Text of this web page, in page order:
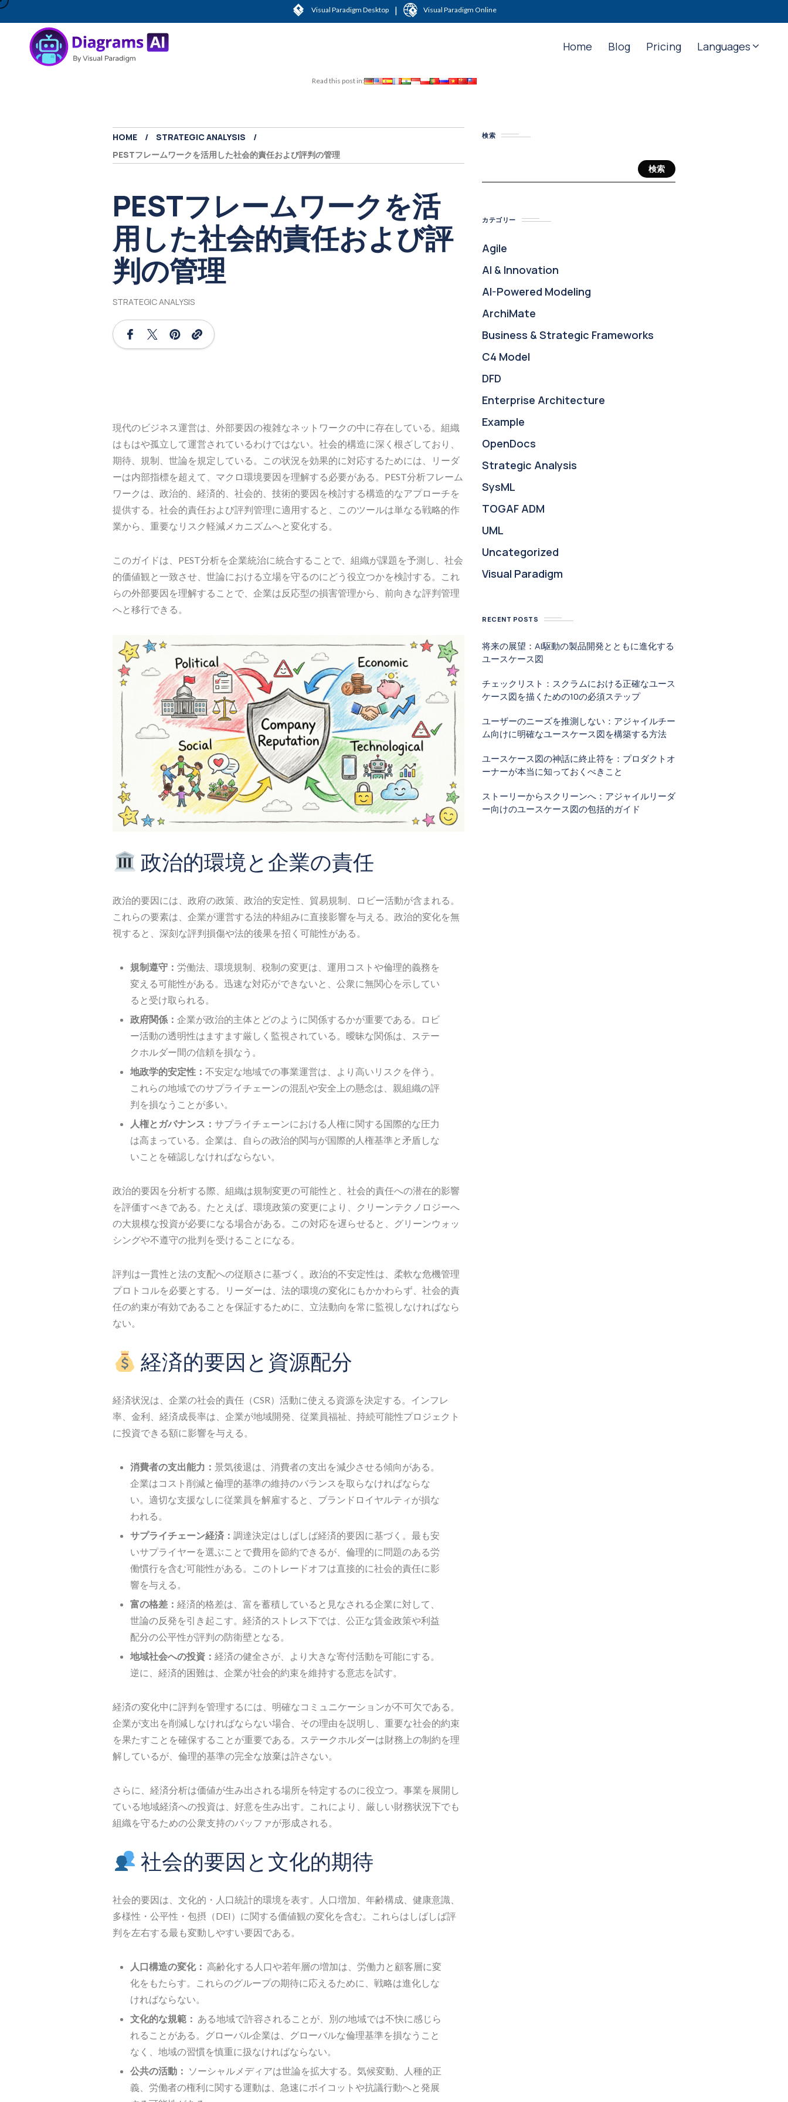
Visual Paradigm Desktop | Visual Paradigm Online
Home Blog Pricing Languages
Read this post in:
HOME
STRATEGIC ANALYSIS
PESTフレームワークを活用した社会的責任および評判の管理
PESTフレームワークを活
用した社会的責任および評
判の管理
STRATEGIC ANALYSIS
現代のビジネス運営は、外部要因の複雑なネットワークの中に存在している。組織
はもはや孤立して運営されているわけではない。社会的構造に深く根ざしており、
期待、規制、世論を規定している。この状況を効果的に対応するためには、リーダ
ーは内部指標を超えて、マクロ環境要因を理解する必要がある。PEST分析フレーム
ワークは、政治的、経済的、社会的、技術的要因を検討する構造的なアプローチを
提供する。社会的責任および評判管理に適用すると、このツールは単なる戦略的作
業から、重要なリスク軽減メカニズムへと変化する。
このガイドは、PEST分析を企業統治に統合することで、組織が課題を予測し、社会
的価値観と一致させ、世論における立場を守るのにどう役立つかを検討する。これ
らの外部要因を理解することで、企業は反応型の損害管理から、前向きな評判管理
へと移行できる。
政治的環境と企業の責任
政治的要因には、政府の政策、政治的安定性、貿易規制、ロビー活動が含まれる。
これらの要素は、企業が運営する法的枠組みに直接影響を与える。政治的変化を無
視すると、深刻な評判損傷や法的後果を招く可能性がある。
規制遵守： 労働法、環境規制、税制の変更は、運用コストや倫理的義務を
変える可能性がある。迅速な対応ができないと、公衆に無関心を示してい
ると受け取られる。
政府関係： 企業が政治的主体とどのように関係するかが重要である。ロビ
ー活動の透明性はますます厳しく監視されている。曖昧な関係は、ステー
クホルダー間の信頼を損なう。
地政学的安定性： 不安定な地域での事業運営は、より高いリスクを伴う。
これらの地域でのサプライチェーンの混乱や安全上の懸念は、親組織の評
判を損なうことが多い。
人権とガバナンス： サプライチェーンにおける人権に関する国際的な圧力
は高まっている。企業は、自らの政治的関与が国際的人権基準と矛盾しな
いことを確認しなければならない。
政治的要因を分析する際、組織は規制変更の可能性と、社会的責任への潜在的影響
を評価すべきである。たとえば、環境政策の変更により、クリーンテクノロジーへ
の大規模な投資が必要になる場合がある。この対応を遅らせると、グリーンウォッ
シングや不遵守の批判を受けることになる。
評判は一貫性と法の支配への従順さに基づく。政治的不安定性は、柔軟な危機管理
プロトコルを必要とする。リーダーは、法的環境の変化にもかかわらず、社会的責
任の約束が有効であることを保証するために、立法動向を常に監視しなければなら
ない。
経済的要因と資源配分
経済状況は、企業の社会的責任（CSR）活動に使える資源を決定する。インフレ
率、金利、経済成長率は、企業が地域開発、従業員福祉、持続可能性プロジェクト
に投資できる額に影響を与える。
消費者の支出能力： 景気後退は、消費者の支出を減少させる傾向がある。
企業はコスト削減と倫理的基準の維持のバランスを取らなければならな
い。適切な支援なしに従業員を解雇すると、ブランドロイヤルティが損な
われる。
サプライチェーン経済： 調達決定はしばしば経済的要因に基づく。最も安
いサプライヤーを選ぶことで費用を節約できるが、倫理的に問題のある労
働慣行を含む可能性がある。このトレードオフは直接的に社会的責任に影
響を与える。
富の格差： 経済的格差は、富を蓄積していると見なされる企業に対して、
世論の反発を引き起こす。経済的ストレス下では、公正な賃金政策や利益
配分の公平性が評判の防衛壁となる。
地域社会への投資： 経済の健全さが、より大きな寄付活動を可能にする。
逆に、経済的困難は、企業が社会的約束を維持する意志を試す。
経済の変化中に評判を管理するには、明確なコミュニケーションが不可欠である。
企業が支出を削減しなければならない場合、その理由を説明し、重要な社会的約束
を果たすことを確保することが重要である。ステークホルダーは財務上の制約を理
解しているが、倫理的基準の完全な放棄は許さない。
さらに、経済分析は価値が生み出される場所を特定するのに役立つ。事業を展開し
ている地域経済への投資は、好意を生み出す。これにより、厳しい財務状況下でも
組織を守るための公衆支持のバッファが形成される。
社会的要因と文化的期待
社会的要因は、文化的・人口統計的環境を表す。人口増加、年齢構成、健康意識、
多様性・公平性・包摂（DEI）に関する価値観の変化を含む。これらはしばしば評
判を左右する最も変動しやすい要因である。
人口構造の変化： 高齢化する人口や若年層の増加は、労働力と顧客層に変
化をもたらす。これらのグループの期待に応えるために、戦略は進化しな
ければならない。
文化的な規範： ある地域で許容されることが、別の地域では不快に感じら
れることがある。グローバル企業は、グローバルな倫理基準を損なうこと
なく、地域の習慣を慎重に扱なければならない。
公共の活動： ソーシャルメディアは世論を拡大する。気候変動、人種的正
義、労働者の権利に関する運動は、急速にボイコットや抗議行動へと発展
検索
検索
カテゴリー
Agile
AI & Innovation
AI-Powered Modeling
ArchiMate
Business & Strategic Frameworks
C4 Model
DFD
Enterprise Architecture
Example
OpenDocs
Strategic Analysis
SysML
TOGAF ADM
UML
Uncategorized
Visual Paradigm
RECENT POSTS
将来の展望：AI駆動の製品開発とともに進化する
ユースケース図
チェックリスト：スクラムにおける正確なユース
ケース図を描くための10の必須ステップ
ユーザーのニーズを推測しない：アジャイルチー
ム向けに明確なユースケース図を構築する方法
ユースケース図の神話に終止符を：プロダクトオ
ーナーが本当に知っておくべきこと
ストーリーからスクリーンへ：アジャイルリーダ
ー向けのユースケース図の包括的ガイド